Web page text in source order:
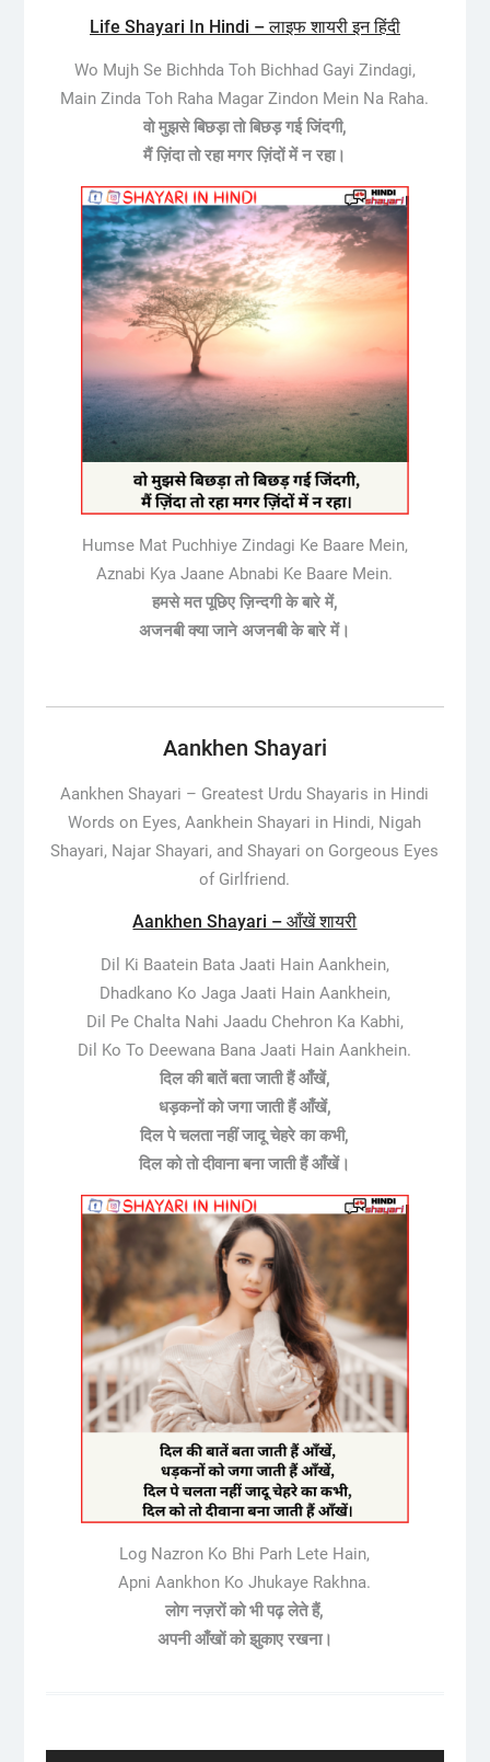
Life Shayari In Hindi – लाइफ शायरी इन हिंदी
Wo Mujh Se Bichhda Toh Bichhad Gayi Zindagi,
Main Zinda Toh Raha Magar Zindon Mein Na Raha.
वो मुझसे बिछड़ा तो बिछड़ गई जिंदगी,
मैं ज़िंदा तो रहा मगर ज़िंदों में न रहा।
Humse Mat Puchhiye Zindagi Ke Baare Mein,
Aznabi Kya Jaane Abnabi Ke Baare Mein.
हमसे मत पूछिए ज़िन्दगी के बारे में,
अजनबी क्या जाने अजनबी के बारे में।
Aankhen Shayari
Aankhen Shayari – Greatest Urdu Shayaris in Hindi
Words on Eyes, Aankhein Shayari in Hindi, Nigah
Shayari, Najar Shayari, and Shayari on Gorgeous Eyes
of Girlfriend.
Aankhen Shayari – आँखें शायरी
Dil Ki Baatein Bata Jaati Hain Aankhein,
Dhadkano Ko Jaga Jaati Hain Aankhein,
Dil Pe Chalta Nahi Jaadu Chehron Ka Kabhi,
Dil Ko To Deewana Bana Jaati Hain Aankhein.
दिल की बातें बता जाती हैं आँखें,
धड़कनों को जगा जाती हैं आँखें,
दिल पे चलता नहीं जादू चेहरे का कभी,
दिल को तो दीवाना बना जाती हैं आँखें।
Log Nazron Ko Bhi Parh Lete Hain,
Apni Aankhon Ko Jhukaye Rakhna.
लोग नज़रों को भी पढ़ लेते हैं,
अपनी आँखों को झुकाए रखना।